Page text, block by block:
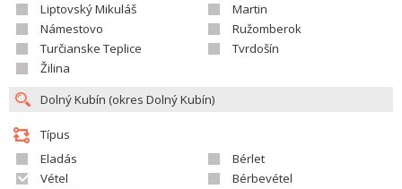
Liptovský Mikuláš
Martin
Námestovo
Ružomberok
Turčianske Teplice
Tvrdošín
Žilina
Típus
Eladás
Bérlet
Vétel
Bérbevétel